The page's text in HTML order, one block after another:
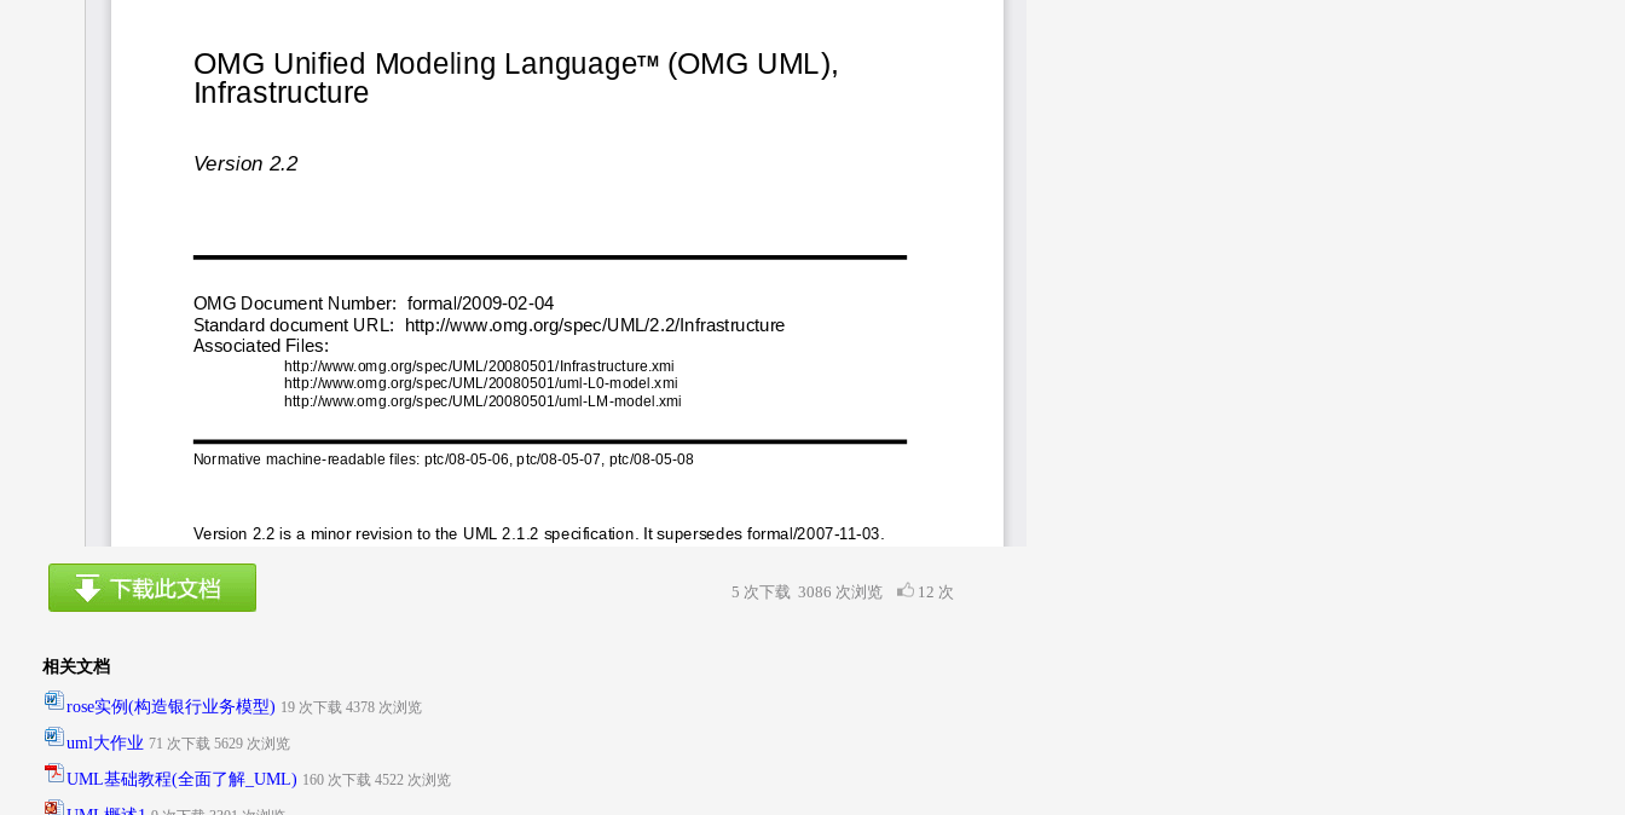
5 次下载 3086 次浏览 12 次
相关文档
rose实例(构造银行业务模型) 19 次下载 4378 次浏览
uml大作业 71 次下载 5629 次浏览
UML基础教程(全面了解_UML) 160 次下载 4522 次浏览